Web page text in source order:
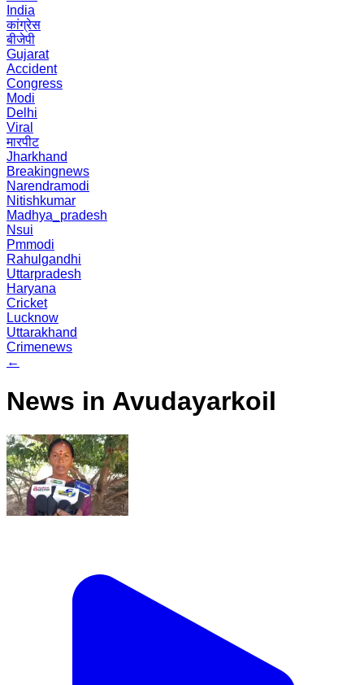
India
कांग्रेस
बीजेपी
Gujarat
Accident
Congress
Modi
Delhi
Viral
मारपीट
Jharkhand
Breakingnews
Narendramodi
Nitishkumar
Madhya_pradesh
Nsui
Pmmodi
Rahulgandhi
Uttarpradesh
Haryana
Cricket
Lucknow
Uttarakhand
Crimenews
←
News in Avudayarkoil